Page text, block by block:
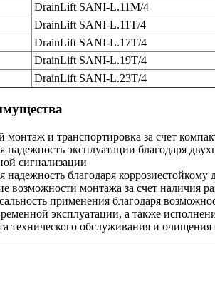
DrainLift SANI-L.11M/4
DrainLift SANI-L.11T/4
DrainLift SANI-L.17T/4
DrainLift SANI-L.19T/4
DrainLift SANI-L.23T/4
монтаж и транспортировка за счет
надежность эксплуатации благодаря
сигнализации
надежность благодаря
возможности монтажа за счет наличия
применения благодаря
эксплуатации, а также
технического обслуживания и